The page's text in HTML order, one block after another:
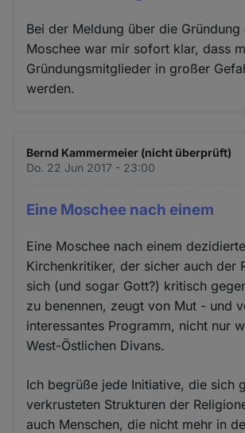
Bei der Meldung über die Gründung
Moschee war mir sofort klar, dass
Gründungsmitglieder in großer
werden.
Bernd Kammermeier (nicht überprüft)
Do. 22 Jun 2017 - 23:00
Eine Moschee nach einem
Eine Moschee nach einem
Kirchenkritiker, der sicher auch der
sich (und sogar Gott?) kritisch
zu benennen, zeugt von Mut - und
interessantes Programm, nicht nur
West-Östlichen Divans.
Ich begrüße jede Initiative, die sich
verkrusteten Strukturen der
auch Menschen, die nicht mehr in